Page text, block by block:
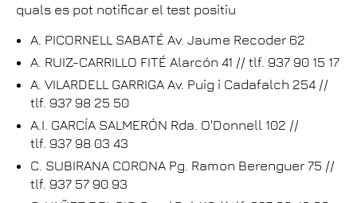
quals es pot notificar el test positiu
A. PICORNELL SABATÉ Av. Jaume Recoder 62
A. RUIZ-CARRILLO FITÉ Alarcón 41 // tlf. 937 90 15 17
A. VILARDELL GARRIGA Av. Puig i Cadafalch 254 //
tlf. 937 98 25 50
A.I. GARCÍA SALMERÓN Rda. O'Donnell 102 //
tlf. 937 98 03 43
C. SUBIRANA CORONA Pg. Ramon Berenguer 75 //
tlf. 937 57 90 93